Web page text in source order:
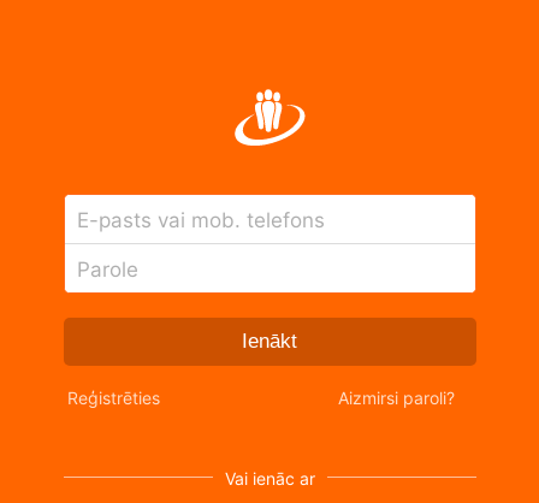
E-pasts vai mob. telefons
Parole
Ienākt
Reģistrēties Aizmirsi paroli?
Vai ienāc ar